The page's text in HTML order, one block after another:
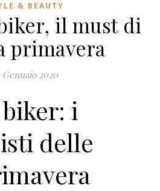
& BEAUTY
il must di
primavera
Gennaio 2020
i
delle